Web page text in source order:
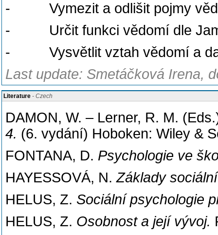
- Vymezit a odlišit pojmy
- Určit funkci vědomí dle
- Vysvětlit vztah vědomí a
Last update: Smetáčková Irena,
Literature - Czech
DAMON, W. – Lerner, R. M.
4. (6. vydání) Hoboken: Wiley &
FONTANA, D. Psychologie ve
HAYESSOVÁ, N.Základy
HELUS, Z. Sociální psychologie
HELUS, Z. Osobnost a její vývoj.